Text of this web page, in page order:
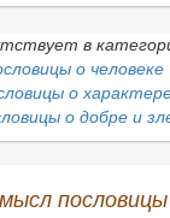
в
о человеке
о
о добре и
пословицы